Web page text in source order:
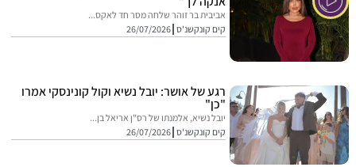
אביבית בר זוהר שלחה מסר חד לאקס...
קים קונקשנ'ס 26/07/2026
רגע של אושר: יובל נשיא וקול קונינסקי אמרו
"כן"
יובל נשיא, אלמנתו של רס"ן אריאל בן...
קים קונקשנ'ס 26/07/2026